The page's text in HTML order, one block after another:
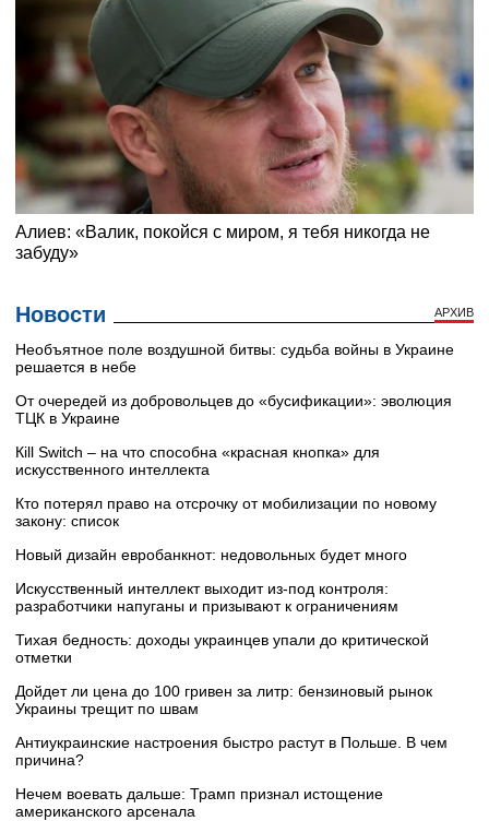
Новости АРХИВ
Необъятное поле воздушной битвы: судьба войны в Украине
решается в небе
От очередей из добровольцев до «бусификации»: эволюция
ТЦК в Украине
Кill Switch – на что способна «красная кнопка» для
искусственного интеллекта
Кто потерял право на отсрочку от мобилизации по новому
закону: список
Новый дизайн евробанкнот: недовольных будет много
Искусственный интеллект выходит из-под контроля:
разработчики напуганы и призывают к ограничениям
Тихая бедность: доходы украинцев упали до критической
отметки
Дойдет ли цена до 100 гривен за литр: бензиновый рынок
Украины трещит по швам
Антиукраинские настроения быстро растут в Польше. В чем
причина?
Нечем воевать дальше: Трамп признал истощение
американского арсенала